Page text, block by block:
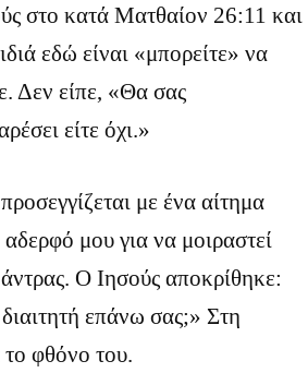
στο κατά Ματθαίον 26:11 και
εδώ είναι «μπορείτε» να
Δεν είπε, «Θα σας
είτε όχι.»
με ένα αίτημα
μου για να μοιραστεί
Ο Ιησούς αποκρίθηκε:
επάνω σας;» Στη
το φθόνο του.